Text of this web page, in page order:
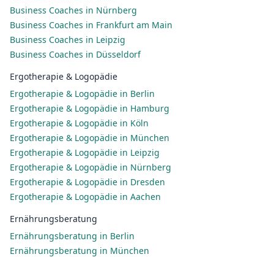
Business Coaches in Nürnberg
Business Coaches in Frankfurt am Main
Business Coaches in Leipzig
Business Coaches in Düsseldorf
Ergotherapie & Logopädie
Ergotherapie & Logopädie in Berlin
Ergotherapie & Logopädie in Hamburg
Ergotherapie & Logopädie in Köln
Ergotherapie & Logopädie in München
Ergotherapie & Logopädie in Leipzig
Ergotherapie & Logopädie in Nürnberg
Ergotherapie & Logopädie in Dresden
Ergotherapie & Logopädie in Aachen
Ernährungsberatung
Ernährungsberatung in Berlin
Ernährungsberatung in München